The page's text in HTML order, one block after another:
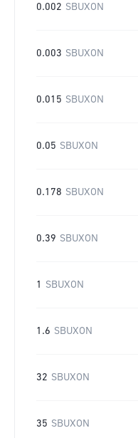
0.002 SBUXON
0.003 SBUXON
0.015 SBUXON
0.05 SBUXON
0.178 SBUXON
0.39 SBUXON
1 SBUXON
1.6 SBUXON
32 SBUXON
35 SBUXON